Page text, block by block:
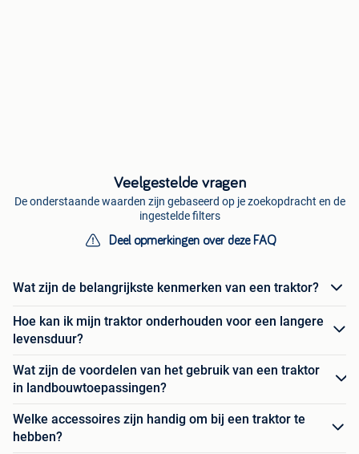
Veelgestelde vragen
De onderstaande waarden zijn gebaseerd op je zoekopdracht en de
ingestelde filters
Deel opmerkingen over deze FAQ
Wat zijn de belangrijkste kenmerken van een traktor?
Hoe kan ik mijn traktor onderhouden voor een langere
levensduur?
Wat zijn de voordelen van het gebruik van een traktor
in landbouwtoepassingen?
Welke accessoires zijn handig om bij een traktor te
hebben?